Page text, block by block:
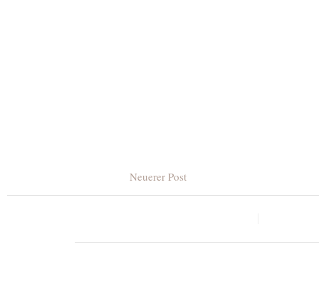
Neuerer Post